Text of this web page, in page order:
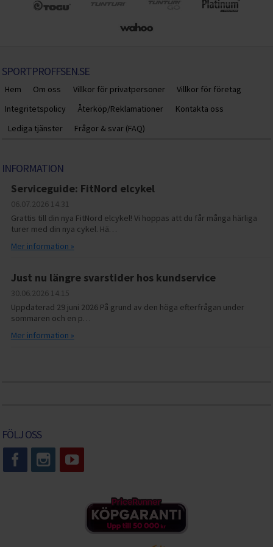
SPORTPROFFSEN.SE
Hem Om oss Villkor för privatpersoner
Villkor för företag
Integritetspolicy
Återköp/Reklamationer
Kontakta oss
Lediga tjänster
Frågor & svar (FAQ)
INFORMATION
Serviceguide: FitNord elcykel
06.07.2026 14.31
Grattis till din nya FitNord elcykel! Vi hoppas att du får många härliga
turer med din nya cykel. Hä…
Mer information »
Just nu längre svarstider hos kundservice
30.06.2026 14.15
Uppdaterad 29 juni 2026 På grund av den höga efterfrågan under
sommaren och en p…
Mer information »
FÖLJ OSS